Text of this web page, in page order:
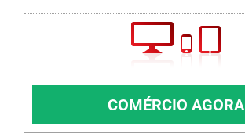
COMÉRCIO AGORA